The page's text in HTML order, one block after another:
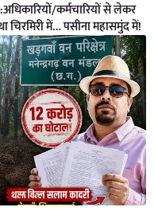
कर्मचारियों से लेकर
में… पसीना महासमुंद में!